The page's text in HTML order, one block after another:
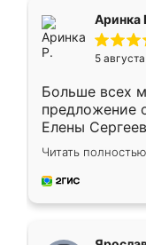
Аринка
5
Больше всех
предложение
Елены
короткие
для замера
предложил по
Читать полностью